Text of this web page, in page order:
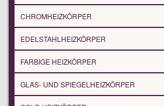
CHROMHEIZKÖRPER
EDELSTAHLHEIZKÖRPER
FARBIGE HEIZKÖRPER
GLAS- UND SPIEGELHEIZKÖRPER